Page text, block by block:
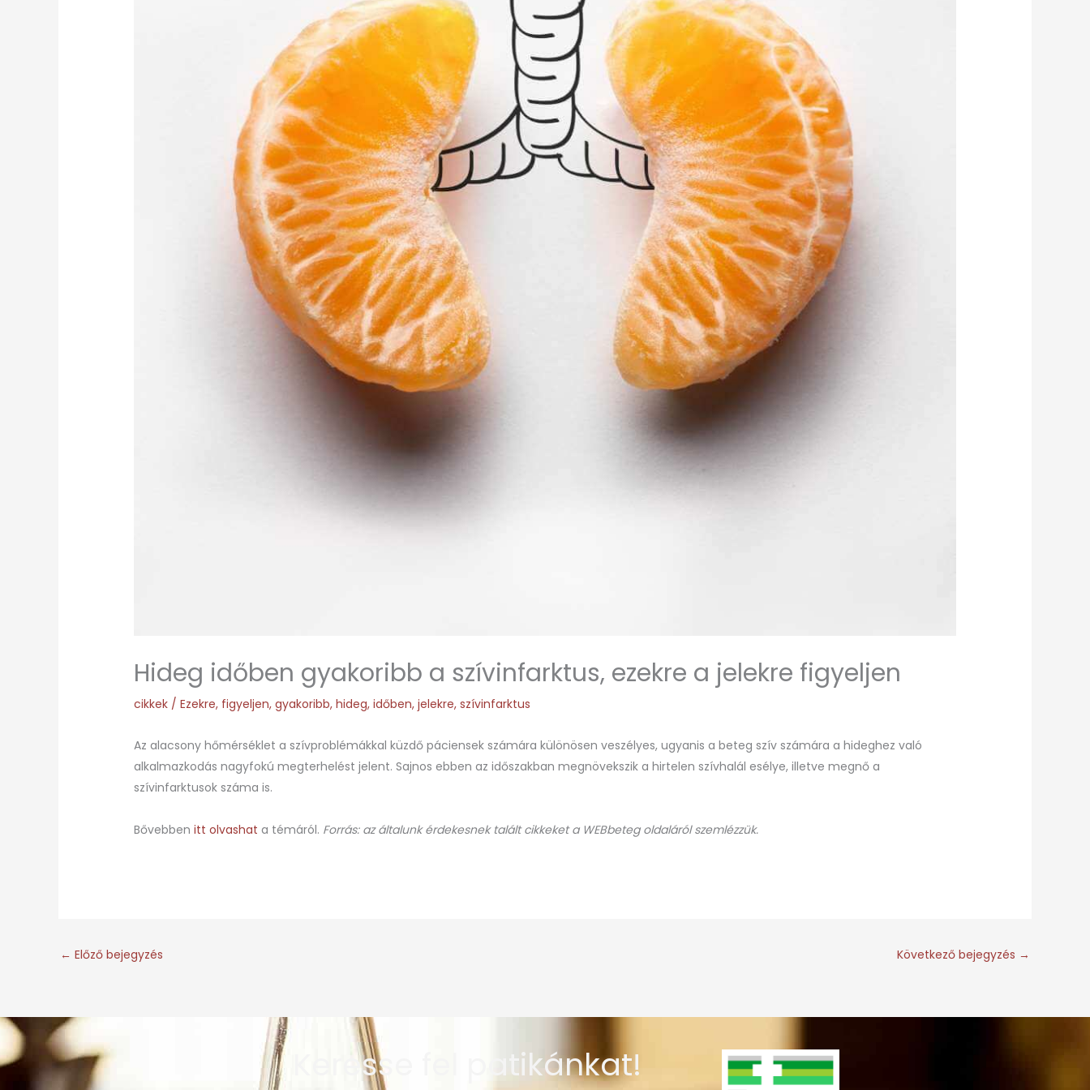
Hideg időben gyakoribb a szívinfarktus, ezekre a jelekre figyeljen
cikkek /Ezekre, figyeljen,gyakoribb,hideg,időben,jelekre,szívinfarktus
Az alacsony hőmérséklet a szívproblémákkal küzdő páciensek számára különösen veszélyes, ugyanis a beteg szív számára a hideghez való
alkalmazkodás nagyfokú megterhelést jelent. Sajnos ebben az időszakban megnövekszik a hirtelen szívhalál esélye, illetve megnő a
szívinfarktusok száma is.
Bővebbenitt olvashata témáról. Forrás: az általunk érdekesnek talált cikkeket a WEBbeteg oldaláról szemlézzük.
← Előző bejegyzés Következő bejegyzés →
Keresse fel patikánkat!